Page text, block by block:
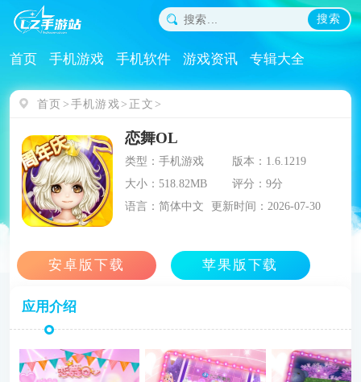
搜索
首页 手机游戏 手机软件 游戏资讯 专辑大全
首页 手机游戏 正文
恋舞OL
类型：手机游戏
版本：1.6.1219
大小：518.82MB
评分：9分
语言：简体中文
更新时间：2026-07-30
应用介绍